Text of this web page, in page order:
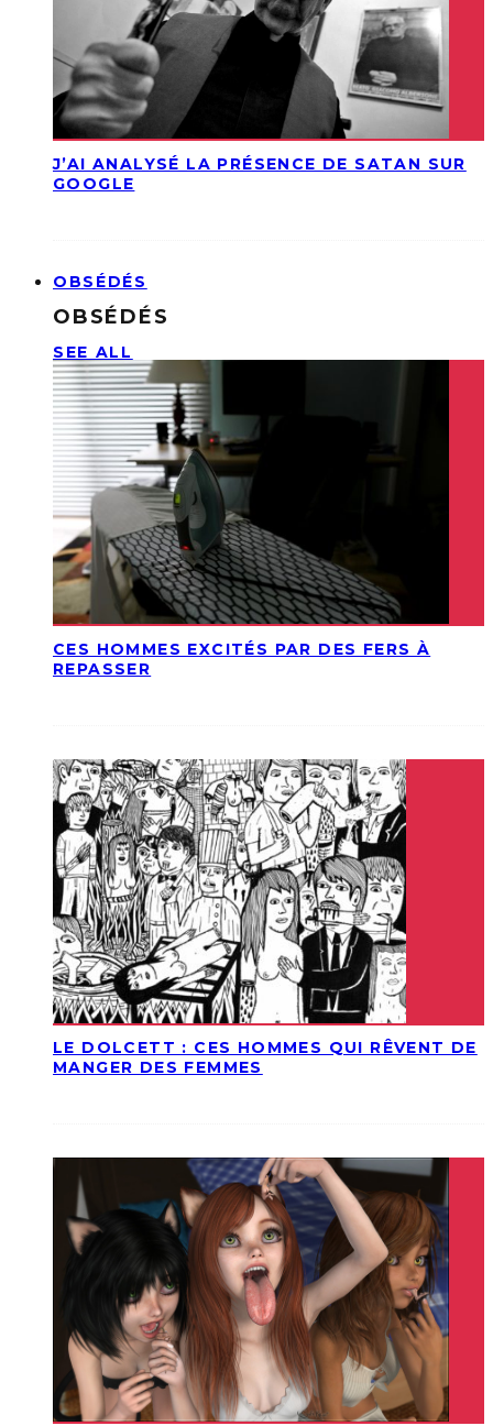
J’AI ANALYSÉ LA PRÉSENCE DE SATAN SUR
GOOGLE
OBSÉDÉS
OBSÉDÉS
SEE ALL
CES HOMMES EXCITÉS PAR DES FERS À
REPASSER
LE DOLCETT : CES HOMMES QUI RÊVENT DE
MANGER DES FEMMES